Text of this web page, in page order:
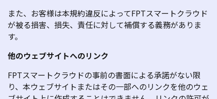
また、お客様は本規約違反によってFPTスマートクラウド
が被る損害、損失、責任に対して補償する義務がありま
す。
他のウェブサイトへのリンク
FPTスマートクラウドの事前の書面による承諾がない限
り、本ウェブサイトまたはその一部へのリンクを他のウェ